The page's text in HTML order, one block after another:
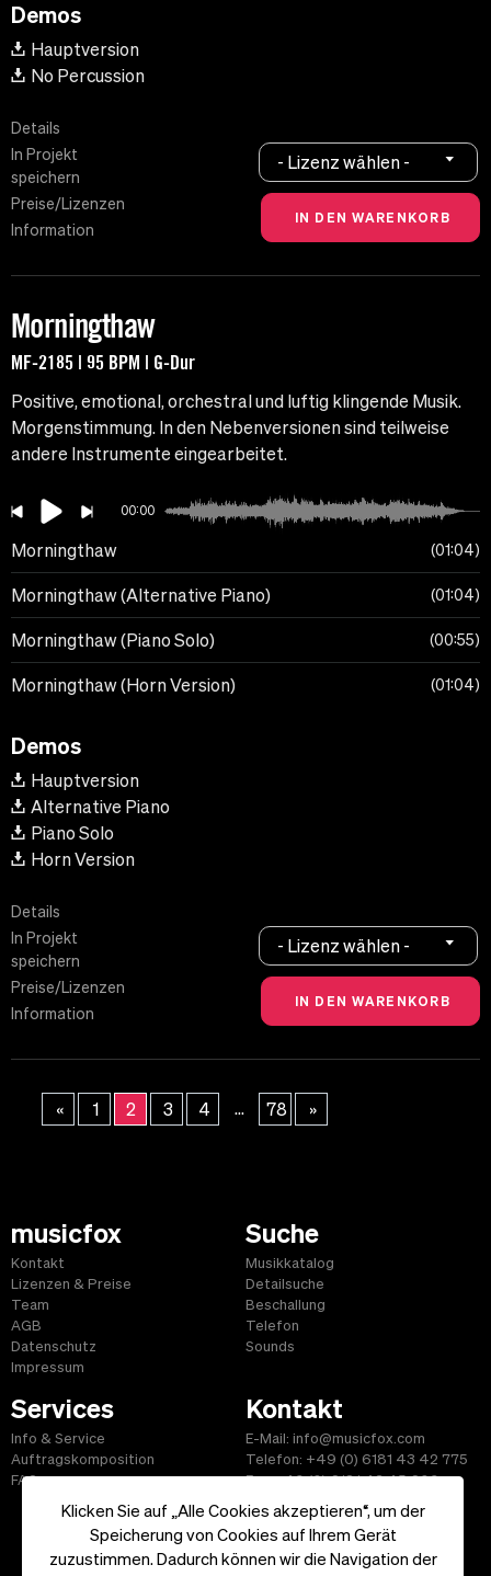
Klicken Sie auf „Alle Cookies akzeptieren“, um der
Speicherung von Cookies auf Ihrem Gerät
zuzustimmen. Dadurch können wir die Navigation der
Demos
Hauptversion
No Percussion
Details
In Projekt
speichern
Preise/Lizenzen
Information
- Lizenz wählen -
Morningthaw
MF-2185 | 95 BPM | G-Dur
Positive, emotional, orchestral und luftig klingende Musik.
Morgenstimmung. In den Nebenversionen sind teilweise
andere Instrumente eingearbeitet.
00:00
Morningthaw 01:04
Morningthaw (Alternative Piano) 01:04
Morningthaw (Piano Solo) 00:55
Morningthaw (Horn Version) 01:04
Demos
Hauptversion
Alternative Piano
Piano Solo
Horn Version
Details
In Projekt
speichern
Preise/Lizenzen
Information
- Lizenz wählen -
« 1 2 3 4 ... 78 »
musicfox
Kontakt
Lizenzen & Preise
Team
AGB
Datenschutz
Impressum
Suche
Musikkatalog
Detailsuche
Beschallung
Telefon
Sounds
Services
Info & Service
Auftragskomposition
FAQ
Kontakt
E-Mail: info@musicfox.com
Telefon: +49 (0) 6181 43 42 775
Fax: +49 (0) 6181 43 45 609